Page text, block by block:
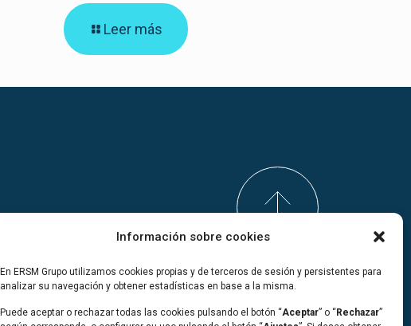
Información sobre cookies
En ERSM Grupo utilizamos cookies propias y de terceros de sesión y persistentes para
analizar su navegación y obtener estadísticas en base a la misma.
Puede aceptar o rechazar todas las cookies pulsando el botón “Aceptar” o “ Rechazar”
Leer más